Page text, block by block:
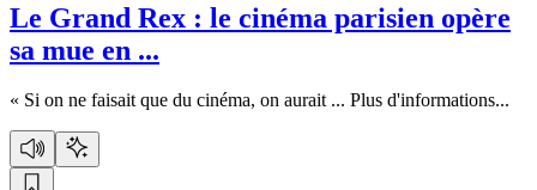
Le Grand Rex : le cinéma parisien opère
sa mue en ...
« Si on ne faisait que du cinéma, on aurait ... Plus d'informations...